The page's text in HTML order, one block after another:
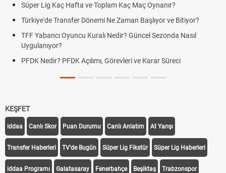
Süper Lig Kaç Hafta ve Toplam Kaç Maç Oynanır?
Türkiye'de Transfer Dönemi Ne Zaman Başlıyor ve Bitiyor?
TFF Yabancı Oyuncu Kuralı Nedir? Güncel Sezonda Nasıl
Uygulanıyor?
PFDK Nedir? PFDK Açılımı, Görevleri ve Karar Süreci
KEŞFET
iddaa Canlı Skor Puan Durumu Canlı Anlatım At Yarışı
Transfer Haberleri TV'de Bugün Süper Lig Fikstür Süper Lig Haberleri
iddaa Programı Galatasaray Fenerbahçe Beşiktaş Trabzonspor